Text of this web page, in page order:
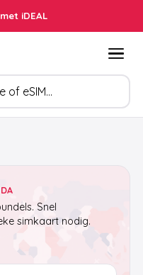
iDEAL
Snel
simkaart nodig.